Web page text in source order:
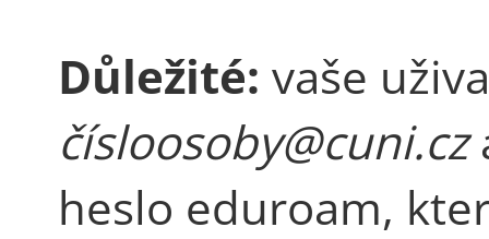
Důležité: vaše
čísloosoby@cuni.cz
heslo eduroam,